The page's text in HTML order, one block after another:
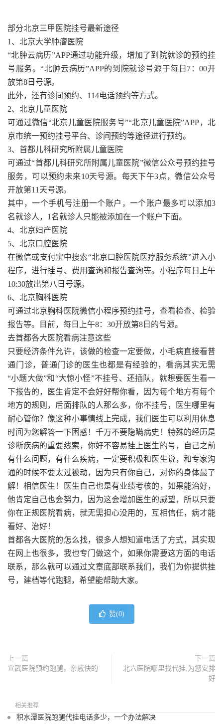
部分北京三甲医院挂号最新途径
1、北京大学肿瘤医院
“北肿云病历”APP通过功能升级，增加了到院就诊的预约挂
号服务。“北肿云病历”APP的到院就诊号源于每日7：00开
放第8日号源。
此外，还有诊间预约、114电话预约等方式。
2、北京儿童医院
可通过微信“北京儿童医院服务号”“北京儿童医院”APP，北
京市统一预约挂号平台、诊间预约等途径进行预约。
3、首都儿科研究所附属儿童医院
可通过“首都儿科研究所附属儿童医院”微信公众号预约挂号
服务，可以预约未来10天号源。每天下午3点，微信公众号
开放第11天号源。
其中，一个手机号注册一个账户，一个账户最多可以添加3
名就诊人，1名就诊人只能被添加在一个账户下面。
4、北京妇产医院
5、北京口腔医院
在微信或支付宝中搜索“北京口腔医院医疗服务系统”进入小
程序，进行挂号、费用查询和报告查询等。小程序每日上午
10:30放出第八日号源。
6、北京胸科医院
可通过北京胸科医院微信小程序预约挂号，查看检查、检验
报告等。目前，每日上午8：30开放第8日的号源。
去首都各大医院看病注意这些
只要经济条件允许，该做的检查一定要做，小毛病直接看普
通门诊，普通门诊的医生也都是有经验的，看病其实无需
“小题大做”和“大惊小怪”不挂号、还插队，就想要医生看一
下报告的，医生肯定不会好好帮你看，因为每个地方有每个
地方的规则，后面排队的人那么多，你不挂号，医生哪里有
耐心管你？像这种小事情线上完成，我们医生可以利用休息
时间为您解答一下困惑！千万不要隐瞒病史！特殊的经历是
诊断疾病的重要线索，你好不容易挂上医生的号，自己之前
有什么问题，有什么疾病，一定要积极和医生说，和专家沟
通的时候不要太过被动，因为只有你自己，对你的身体最了
解！相信医生！医生自己也是有业绩考核的，如果能治好，
他肯定自己也会努力，因为这会增加医生的威望，所以只要
你在正规医院看病，就无需担心没用的，互相信任，病才能
看好、治好！
首都各大医院的怎么找，很多人想知道电话了方式，其实现
在网上也很多，我也专门做这个，如果你需要这方面的电话
联系，那么就可以通过文章底部联系我们，我们为你提供挂
号，建档等代跑腿，希望能帮助大家。
赞(0)
上一篇
宣武医院预约跑腿，亲戚快的
下一篇
北六医院哪里找代挂,为您安排
好
相关推荐
积水潭医院跑腿代挂电话多少，一个办法解决